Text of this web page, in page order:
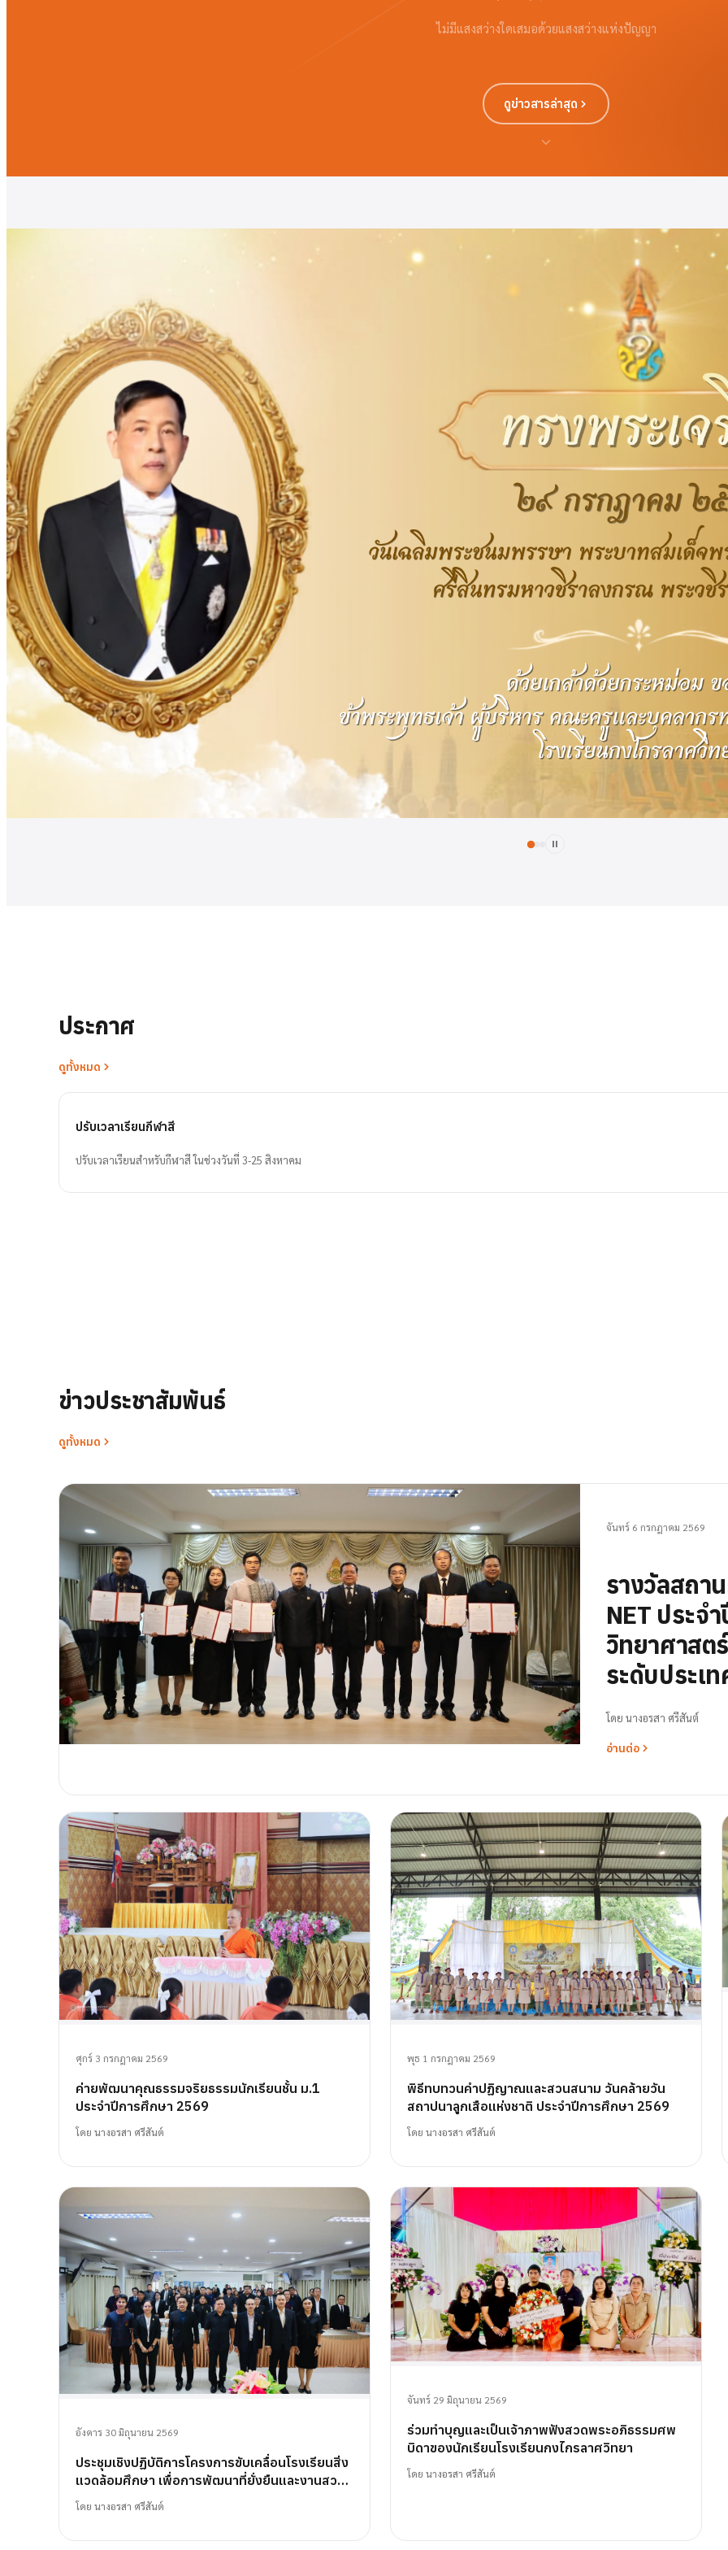
ไม่มีแสงสว่างใดเสมอด้วยแสงสว่างแห่งปัญญา
ดูข่าวสารล่าสุด
ประกาศ
ดูทั้งหมด
ปรับเวลาเรียนกีฬาสี
ปรับเวลาเรียนสำหรับกีฬาสี ในช่วงวันที่ 3-25 สิงหาคม
ข่าวประชาสัมพันธ์
ดูทั้งหมด
จันทร์ 6 กรกฎาคม 2569
รางวัลสถา
NET ประจ
วิทยาศาสต
ระดับประเ
โดย นางอรสา ศรีสันต์
อ่านต่อ
ศุกร์ 3 กรกฎาคม 2569
ค่ายพัฒนาคุณธรรมจริยธรรมนักเรียนชั้น ม.1
ประจำปีการศึกษา 2569
โดย นางอรสา ศรีสันต์
พุธ 1 กรกฎาคม 2569
พิธีทบทวนคำปฏิญาณและสวนสนาม วันคล้ายวัน
สถาปนาลูกเสือแห่งชาติ ประจำปีการศึกษา 2569
โดย นางอรสา ศรีสันต์
อังคาร 30 มิถุนายน 2569
ประชุมเชิงปฏิบัติการโครงการขับเคลื่อนโรงเรียนสิ่ง
แวดล้อมศึกษา เพื่อการพัฒนาที่ยั่งยืนและงานสวน
พฤกษศาสตร์โรงเรียน
โดย นางอรสา ศรีสันต์
จันทร์ 29 มิถุนายน 2569
ร่วมทำบุญและเป็นเจ้าภาพฟังสวดพระอภิธรรมศพ
บิดาของนักเรียนโรงเรียนกงไกรลาศวิทยา
โดย นางอรสา ศรีสันต์